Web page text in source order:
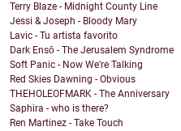
Terry Blaze - Midnight County Line
Jessi & Joseph - Bloody Mary
Lavic - Tu artista favorito
Dark Ensō - The Jerusalem Syndrome
Soft Panic - Now We're Talking
Red Skies Dawning - Obvious
THEHOLEOFMARK - The Anniversary
Saphira - who is there?
Ren Martinez - Take Touch